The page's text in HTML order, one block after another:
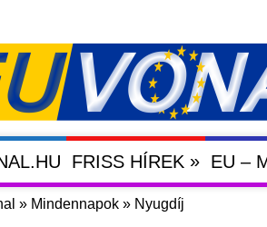
FRISS HÍREK » EU –
» Mindennapok » Nyugdíj